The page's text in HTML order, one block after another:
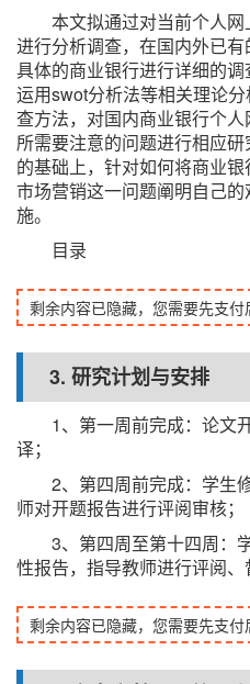
本文拟通过对当前个人
进行分析调查，在国内外已
具体的商业银行进行详细的
运用swot分析法等相关理论
查方法，对国内商业银行个
所需要注意的问题进行相应
的基础上，针对如何将商业
市场营销这一问题阐明自己
施。
目录
剩余内容已隐藏，您需要先支付
3. 研究计划与安排
1、第一周前完成：论文
译；
2、第四周前完成：学生
师对开题报告进行评阅审核；
3、第四周至第十四周：
性报告，指导教师进行评阅、
剩余内容已隐藏，您需要先支付